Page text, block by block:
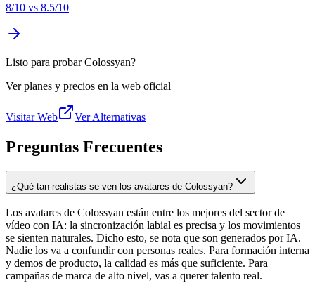
8/10 vs 8.5/10
Listo para probar Colossyan?
Ver planes y precios en la web oficial
Visitar Web Ver Alternativas
Preguntas Frecuentes
¿Qué tan realistas se ven los avatares de Colossyan?
Los avatares de Colossyan están entre los mejores del sector de
vídeo con IA: la sincronización labial es precisa y los movimientos
se sienten naturales. Dicho esto, se nota que son generados por IA.
Nadie los va a confundir con personas reales. Para formación interna
y demos de producto, la calidad es más que suficiente. Para
campañas de marca de alto nivel, vas a querer talento real.